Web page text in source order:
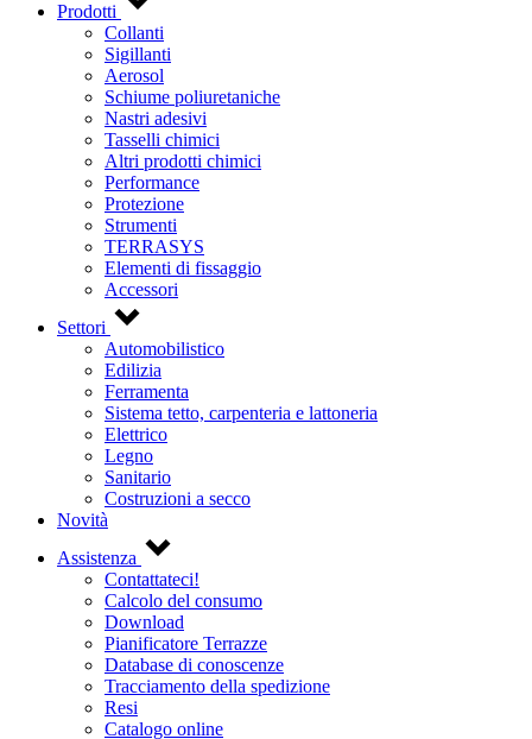
Prodotti
Collanti
Sigillanti
Aerosol
Schiume poliuretaniche
Nastri adesivi
Tasselli chimici
Altri prodotti chimici
Performance
Protezione
Strumenti
TERRASYS
Elementi di fissaggio
Accessori
Settori
Automobilistico
Edilizia
Ferramenta
Sistema tetto, carpenteria e lattoneria
Elettrico
Legno
Sanitario
Costruzioni a secco
Novità
Assistenza
Contattateci!
Calcolo del consumo
Download
Pianificatore Terrazze
Database di conoscenze
Tracciamento della spedizione
Resi
Catalogo online